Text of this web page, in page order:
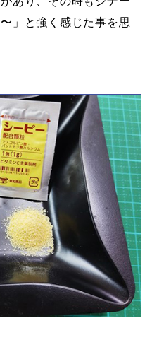
」と強く感じた事を思